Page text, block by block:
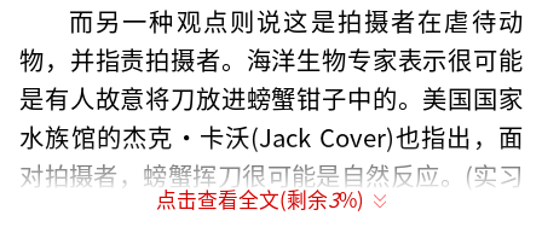
而另一种观点则说这是拍摄者在虐待动
物，并指责拍摄者。海洋生物专家表示很可能
是有人故意将刀放进螃蟹钳子中的。美国国家
水族馆的杰克•卡沃(Jack Cover)也指出，面
对拍摄者，螃蟹挥刀很可能是自然反应。(实习
编译：孔维馨 审稿：朱盈库)（责任编辑：1117）
点击查看全文(剩余3%)